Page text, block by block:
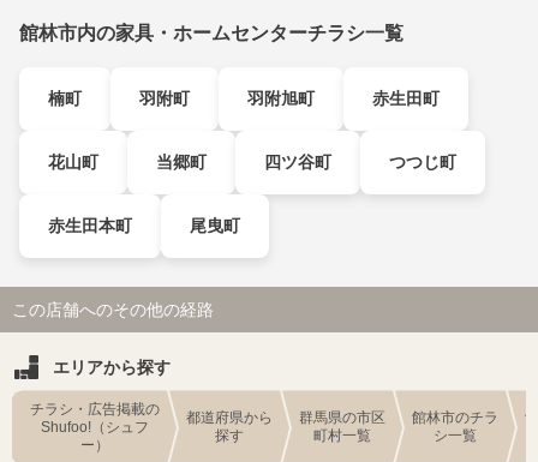
館林市内の家具・ホームセンターチラシ一覧
楠町 羽附町 羽附旭町 赤生田町
花山町 当郷町 四ツ谷町 つつじ町
赤生田本町 尾曳町
この店舗へのその他の経路
エリアから探す
チラシ・広告掲載の
Shufoo!（シュフ
ー）
都道府県から
探す
群馬県の市区
町村一覧
館林市のチラ
シ一覧